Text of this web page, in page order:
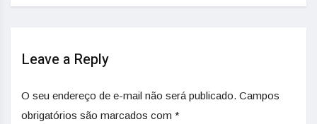
Leave a Reply
O seu endereço de e-mail não será publicado. Campos
obrigatórios são marcados com *